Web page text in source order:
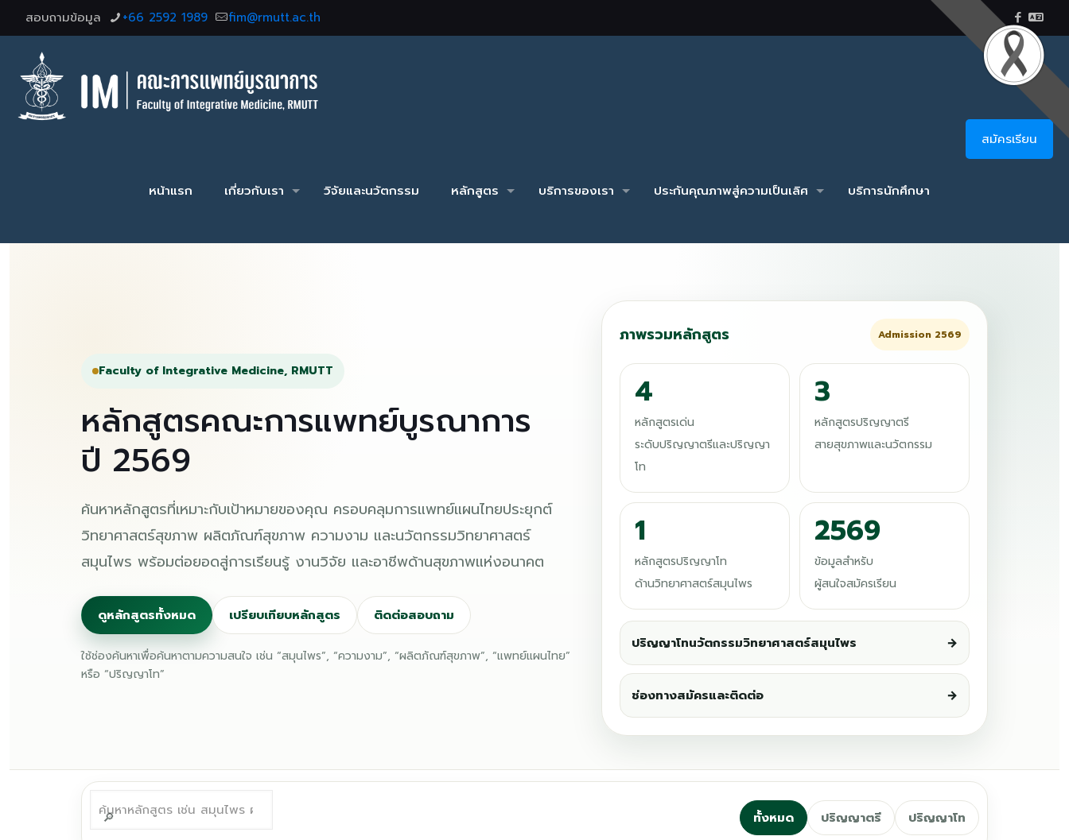
สอบถามข้อมูล +66 2592 1989 fim@rmutt.ac.th
หน้าแรก เกี่ยวกับเรา วิจัยและนวัตกรรม หลักสูตร บริการของเรา ประกันคุณภาพสู่ความเป็นเลิศ บริการนักศึกษา
สมัครเรียน
Faculty of Integrative Medicine, RMUTT
หลักสูตรคณะการแพทย์บูรณาการ
ปี 2569
ค้นหาหลักสูตรที่เหมาะกับเป้าหมายของคุณ ครอบคลุมการแพทย์แผนไทยประยุกต์
วิทยาศาสตร์สุขภาพ ผลิตภัณฑ์สุขภาพ ความงาม และนวัตกรรมวิทยาศาสตร์
สมุนไพร พร้อมต่อยอดสู่การเรียนรู้ งานวิจัย และอาชีพด้านสุขภาพแห่งอนาคต
ดูหลักสูตรทั้งหมด เปรียบเทียบหลักสูตร ติดต่อสอบถาม
ใช้ช่องค้นหาเพื่อค้นหาตามความสนใจ เช่น “สมุนไพร”, “ความงาม”, “ผลิตภัณฑ์สุขภาพ”, “แพทย์แผนไทย”
หรือ “ปริญญาโท”
ภาพรวมหลักสูตร Admission 2569
4
หลักสูตรเด่น
ระดับปริญญาตรีและปริญญา
โท
3
หลักสูตรปริญญาตรี
สายสุขภาพและนวัตกรรม
1
หลักสูตรปริญญาโท
ด้านวิทยาศาสตร์สมุนไพร
2569
ข้อมูลสำหรับ
ผู้สนใจสมัครเรียน
ปริญญาโทนวัตกรรมวิทยาศาสตร์สมุนไพร →
ช่องทางสมัครและติดต่อ →
ทั้งหมด ปริญญาตรี ปริญญาโท